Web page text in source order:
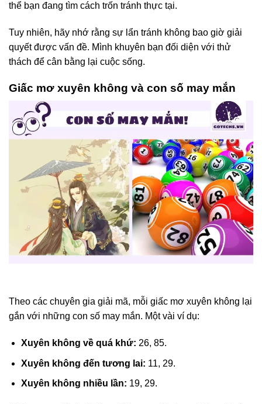
thể bạn đang tìm cách trốn tránh thực tại.
Tuy nhiên, hãy nhớ rằng sự lẩn tránh không bao giờ giải
quyết được vấn đề. Mình khuyên bạn đối diện với thử
thách để cân bằng lại cuộc sống.
Giấc mơ xuyên không và con số may mắn
Theo các chuyên gia giải mã, mỗi giấc mơ xuyên không lại
gắn với những con số may mắn. Một vài ví dụ:
Xuyên không về quá khứ: 26, 85.
Xuyên không đến tương lai: 11, 29.
Xuyên không nhiều lần: 19, 29.